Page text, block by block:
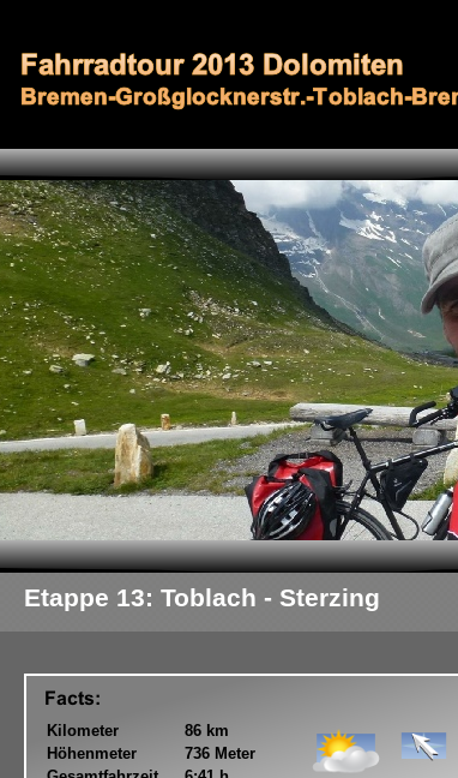
Etappe 13: Toblach - Sterzing
Kilometer
86 km
Höhenmeter
736 Meter